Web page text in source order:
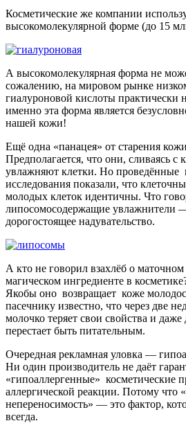
Косметические же компании
высокомолекулярной форме (до 15
А высокомолекулярная форма не
сожалению, на мировом рынке
гиалуроновой кислоты практически
именно эта форма является
нашей кожи!
Ещё одна «панацея» от старения
Предполагается, что они, сливаясь
увлажняют клетки. Но проведённые
исследования показали, что
молодых клеток идентичны. Что
липосомосодержащие увлажнители
дорогостоящее надувательство.
А кто не говорил взахлёб о
магическом ингредиенте в
Якобы оно возвращает коже
пасечнику известно, что через две
молочко теряет свои свойства и
перестает быть питательным.
Очередная рекламная уловка —
Ни один производитель не даёт
«гипоаллергенные» косметические
аллергической реакции. Потому что
непереносимость» — это фактор,
всегда.